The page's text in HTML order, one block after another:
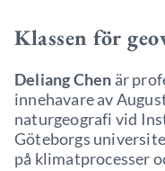
Klassen för
Deliang Chen är
innehavare av
naturgeografi vid
Göteborgs
på klimatprocesser